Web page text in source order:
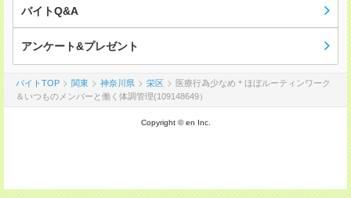
バイトQ&A
アンケート&プレゼント
バイトTOP 関東 神奈川県 栄区
医療行為少なめ＊ほぼルーティンワーク
＆いつものメンバーと働く体調管理(109148649）
Copyright © en Inc.